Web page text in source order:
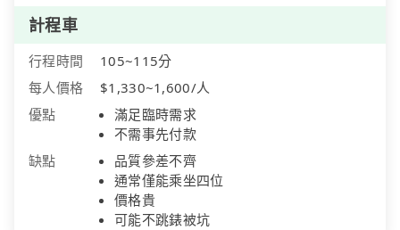
計程車
行程時間
105~115分
每人價格
$1,330~1,600/人
優點
滿足臨時需求
不需事先付款
缺點
品質參差不齊
通常僅能乘坐四位
價格貴
可能不跳錶被坑